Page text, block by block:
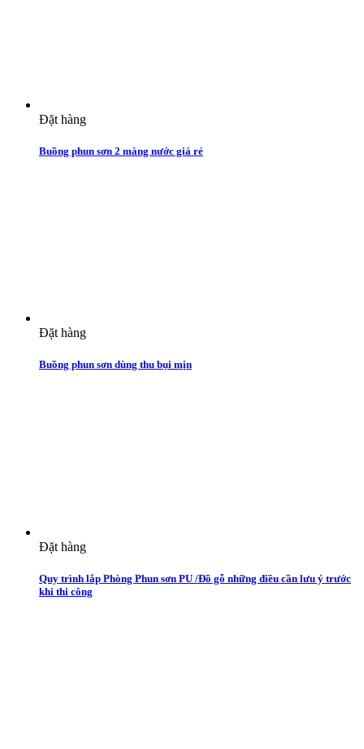
Đặt hàng
Buồng phun sơn 2 màng nước giá rẻ
Đặt hàng
Buồng phun sơn dùng thu bụi mịn
Đặt hàng
Quy trình lắp Phòng Phun sơn PU /Đồ gỗ những điều cần lưu ý trước
khi thi công